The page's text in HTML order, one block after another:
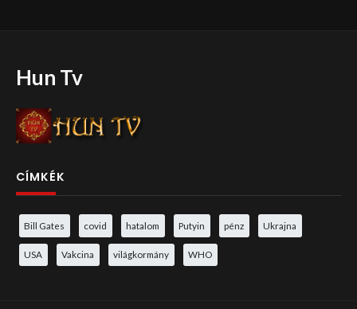
Hun Tv
CÍMKÉK
Bill Gates covid hatalom Putyin pénz Ukrajna
USA Vakcina világkormány WHO